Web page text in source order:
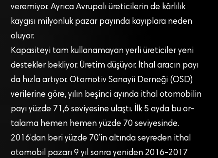
veremi­yor. Ayrıca Avrupalı üreticilerin de kârlılık
kaygısı milyonluk pa­zar payında kayıplara neden
olu­yor.
Kapasiteyi tam kullanama­yan yerli üreticiler yeni
destekler bekliyor. Üretim düşüyor. İthal aracın payı
da hızla artıyor. Oto­motiv Sanayii Derneği (OSD)
ve­rilerine göre, yılın beşinci ayında ithal otomobilin
payı yüzde 71,6 seviyesine ulaştı. İlk 5 ayda bu or­
talama hemen hemen yüzde 70 seviyesinde.
2016’dan beri yüzde 70’in altında seyreden ithal
oto­mobil pazarı 9 yıl sonra yeniden 2016-2017